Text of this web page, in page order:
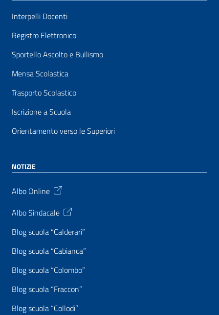
Interpelli Docenti
Registro Elettronico
Sportello Ascolto e Bullismo
Mensa Scolastica
Trasporto Scolastico
Iscrizione a Scuola
Orientamento verso le Superiori
NOTIZIE
Albo Online
Albo Sindacale
Blog scuola “Calderari”
Blog scuola “Cabianca”
Blog scuola “Colombo”
Blog scuola “Fraccon”
Blog scuola “Collodi”